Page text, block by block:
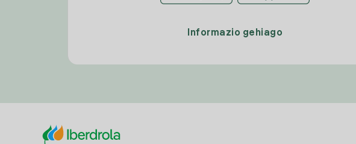
Informazio gehiago